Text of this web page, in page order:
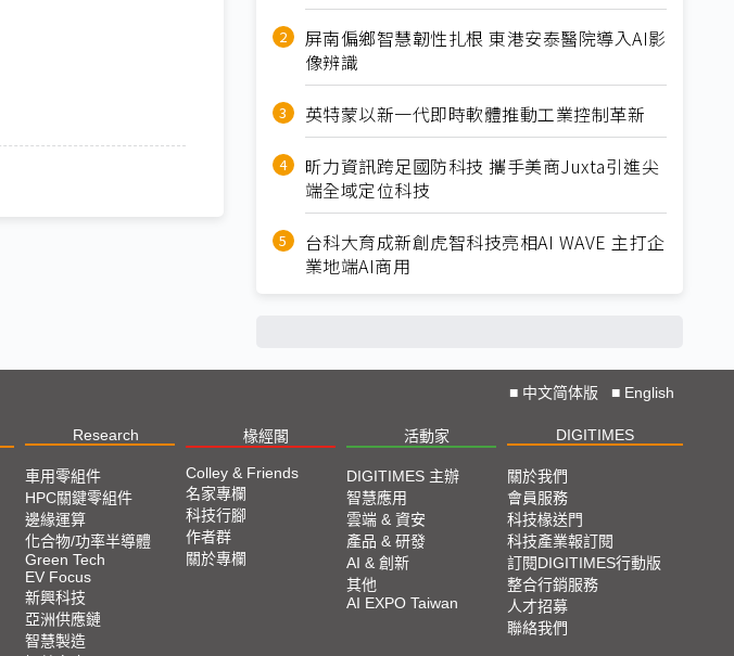
屏南偏鄉智慧韌性扎根 東港安泰醫院導入AI影
像辨識
英特蒙以新一代即時軟體推動工業控制革新
昕力資訊跨足國防科技 攜手美商Juxta引進尖
端全域定位科技
台科大育成新創虎智科技亮相AI WAVE 主打企
業地端AI商用
■ 中文简体版 ■ English
Research 椽經閣 活動家 DIGITIMES
車用零組件
HPC關鍵零組件
邊緣運算
化合物/功率半導體
Green Tech
EV Focus
新興科技
亞洲供應鏈
智慧製造
Colley & Friends
名家專欄
科技行腳
作者群
關於專欄
DIGITIMES 主辦
智慧應用
雲端 & 資安
產品 & 研發
AI & 創新
其他
AI EXPO Taiwan
關於我們
會員服務
科技椽送門
科技產業報訂閱
訂閱DIGITIMES行動版
整合行銷服務
人才招募
聯絡我們